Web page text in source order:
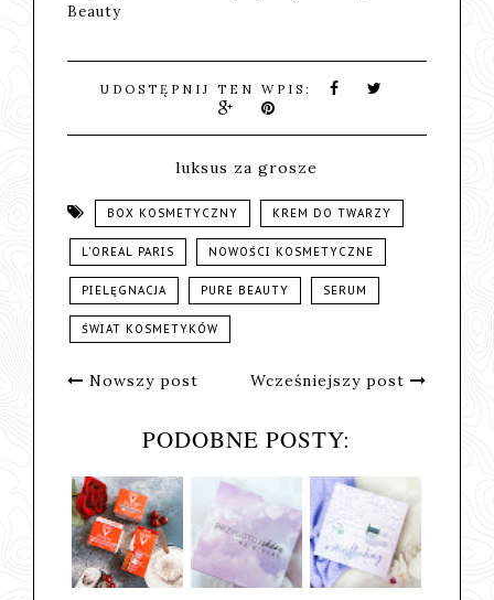
Beauty
UDOSTĘPNIJ TEN WPIS:
luksus za grosze
BOX KOSMETYCZNY KREM DO TWARZY
L'OREAL PARIS NOWOŚCI KOSMETYCZNE
PIELĘGNACJA PURE BEAUTY SERUM
ŚWIAT KOSMETYKÓW
Nowszy post Wcześniejszy post
PODOBNE POSTY: